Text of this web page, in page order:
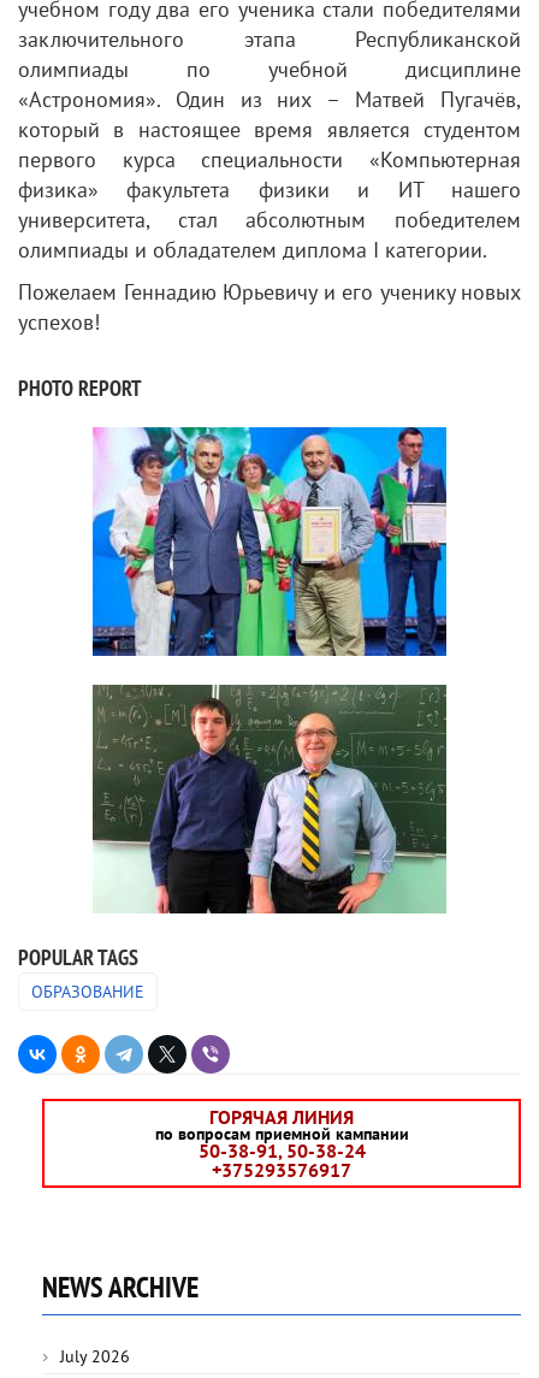
учебном году два его ученика стали победителями
заключительного этапа Республиканской
олимпиады по учебной дисциплине
«Астрономия». Один из них – Матвей Пугачёв,
который в настоящее время является студентом
первого курса специальности «Компьютерная
физика» факультета физики и ИТ нашего
университета, стал абсолютным победителем
олимпиады и обладателем диплома I категории.
Пожелаем Геннадию Юрьевичу и его ученику новых
успехов!
PHOTO REPORT
POPULAR TAGS
ОБРАЗОВАНИЕ
ГОРЯЧАЯ ЛИНИЯ
по вопросам приемной кампании
50-38-91, 50-38-24
+375293576917
NEWS ARCHIVE
July 2026